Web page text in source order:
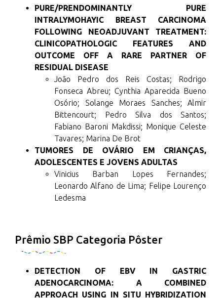
PURE/PRENDOMINANTLY PURE
INTRALYMOHAYIC BREAST CARCINOMA
FOLLOWING NEOADJUVANT TREATMENT:
CLINICOPATHOLOGIC FEATURES AND
OUTCOME OFF A RARE PARTNER OF
RESIDUAL DISEASE
João Pedro dos Reis Costas; Rodrigo
Fonseca Abreu; Cynthia Aparecida Bueno
Osório; Solange Moraes Sanches; Almir
Bittencourt; Pedro Silva dos Santos;
Fabiano Baroni Makdissi; Monique Celeste
Tavares; Marina De Brot
TUMORES DE OVÁRIO EM CRIANÇAS,
ADOLESCENTES E JOVENS ADULTAS
Vinicius Barban Lopes Fernandes;
Leonardo Alfano de Lima; Felipe Lourenço
Ledesma
Prêmio SBP Categoria Pôster
DETECTION OF EBV IN GASTRIC
ADENOCARCINOMA: A COMBINED
APPROACH USING IN SITU HYBRIDIZATION